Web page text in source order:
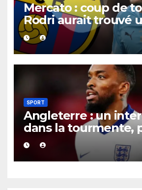
Mercato : coup de
Rodri aurait trouvé
XXL avec le Barça
contrat jusqu’en
SPORT
Angleterre : un
dans la tourmente,
après une
agression survenue
de nuit.